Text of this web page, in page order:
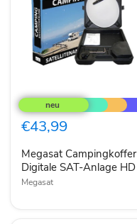
Campingkoffer
Digitale
SAT-
Anlage
€43,99
Megasat Campingkoffer
Digitale SAT-Anlage HD
Megasat